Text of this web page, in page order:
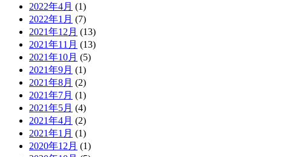
2022年4月 (1)
2022年1月 (7)
2021年12月 (13)
2021年11月 (13)
2021年10月 (5)
2021年9月 (1)
2021年8月 (2)
2021年7月 (1)
2021年5月 (4)
2021年4月 (2)
2021年1月 (1)
2020年12月 (1)